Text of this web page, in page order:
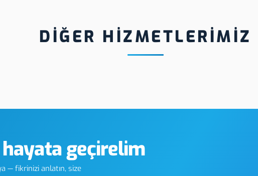
DİĞER HİZMETLERİMİZ
geçirelim
— fikrinizi anlatın, size